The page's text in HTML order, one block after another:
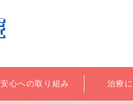
安心への取り組み 治療